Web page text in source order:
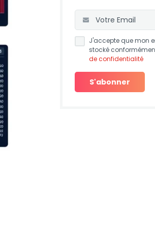
J'accepte que mon
stocké
de confidentialité